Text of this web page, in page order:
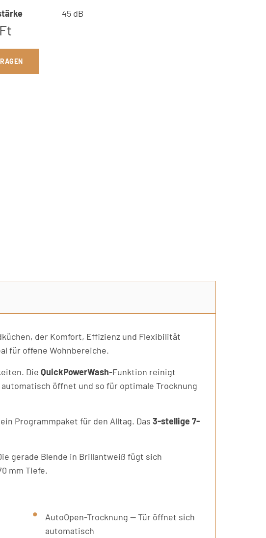
45 dB
der Komfort, Effizienz und Flexibilität
für offene Wohnbereiche.
Die QuickPowerWash-Funktion reinigt
öffnet und so für optimale Trocknung
Programmpaket für den Alltag. Das 3-stellige 7-
gerade Blende in Brillantweiß fügt sich
mm Tiefe.
AutoOpen-Trocknung — Tür öffnet sich
automatisch